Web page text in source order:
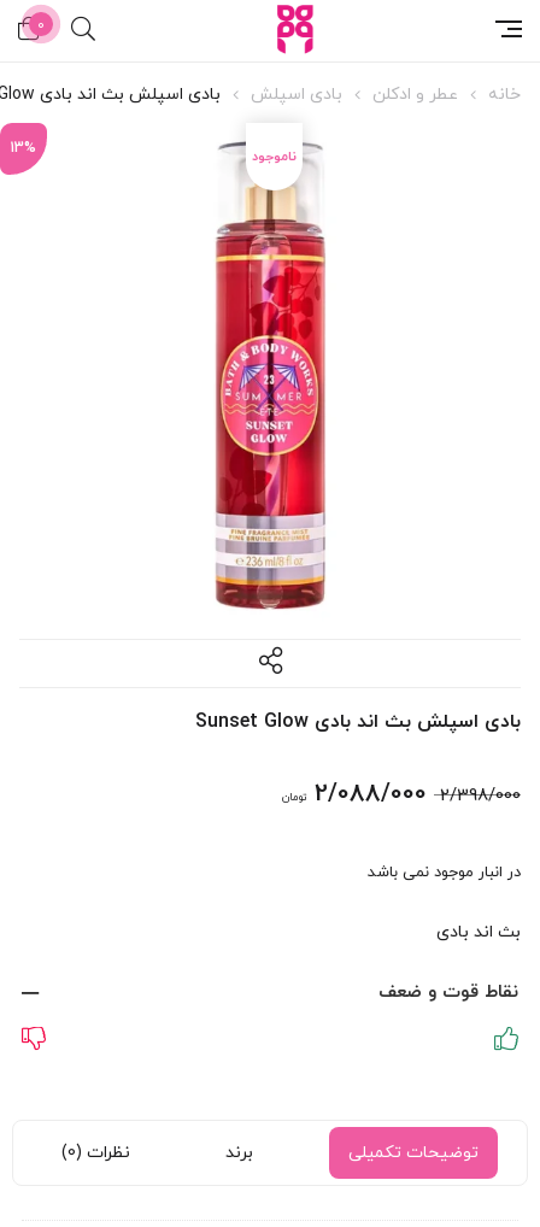
0
خانه عطر و ادکلن بادی اسپلش بادی اسپلش بث اند بادی Sunset Glow
13%
بادی اسپلش بث اند بادی Sunset Glow
2/398/000 قیمت
2/088/000 تومانقیمت
در انبار موجود نمی باشد
بث اند بادی
نقاط قوت و ضعف
توضیحات تکمیلی برند نظرات (0)